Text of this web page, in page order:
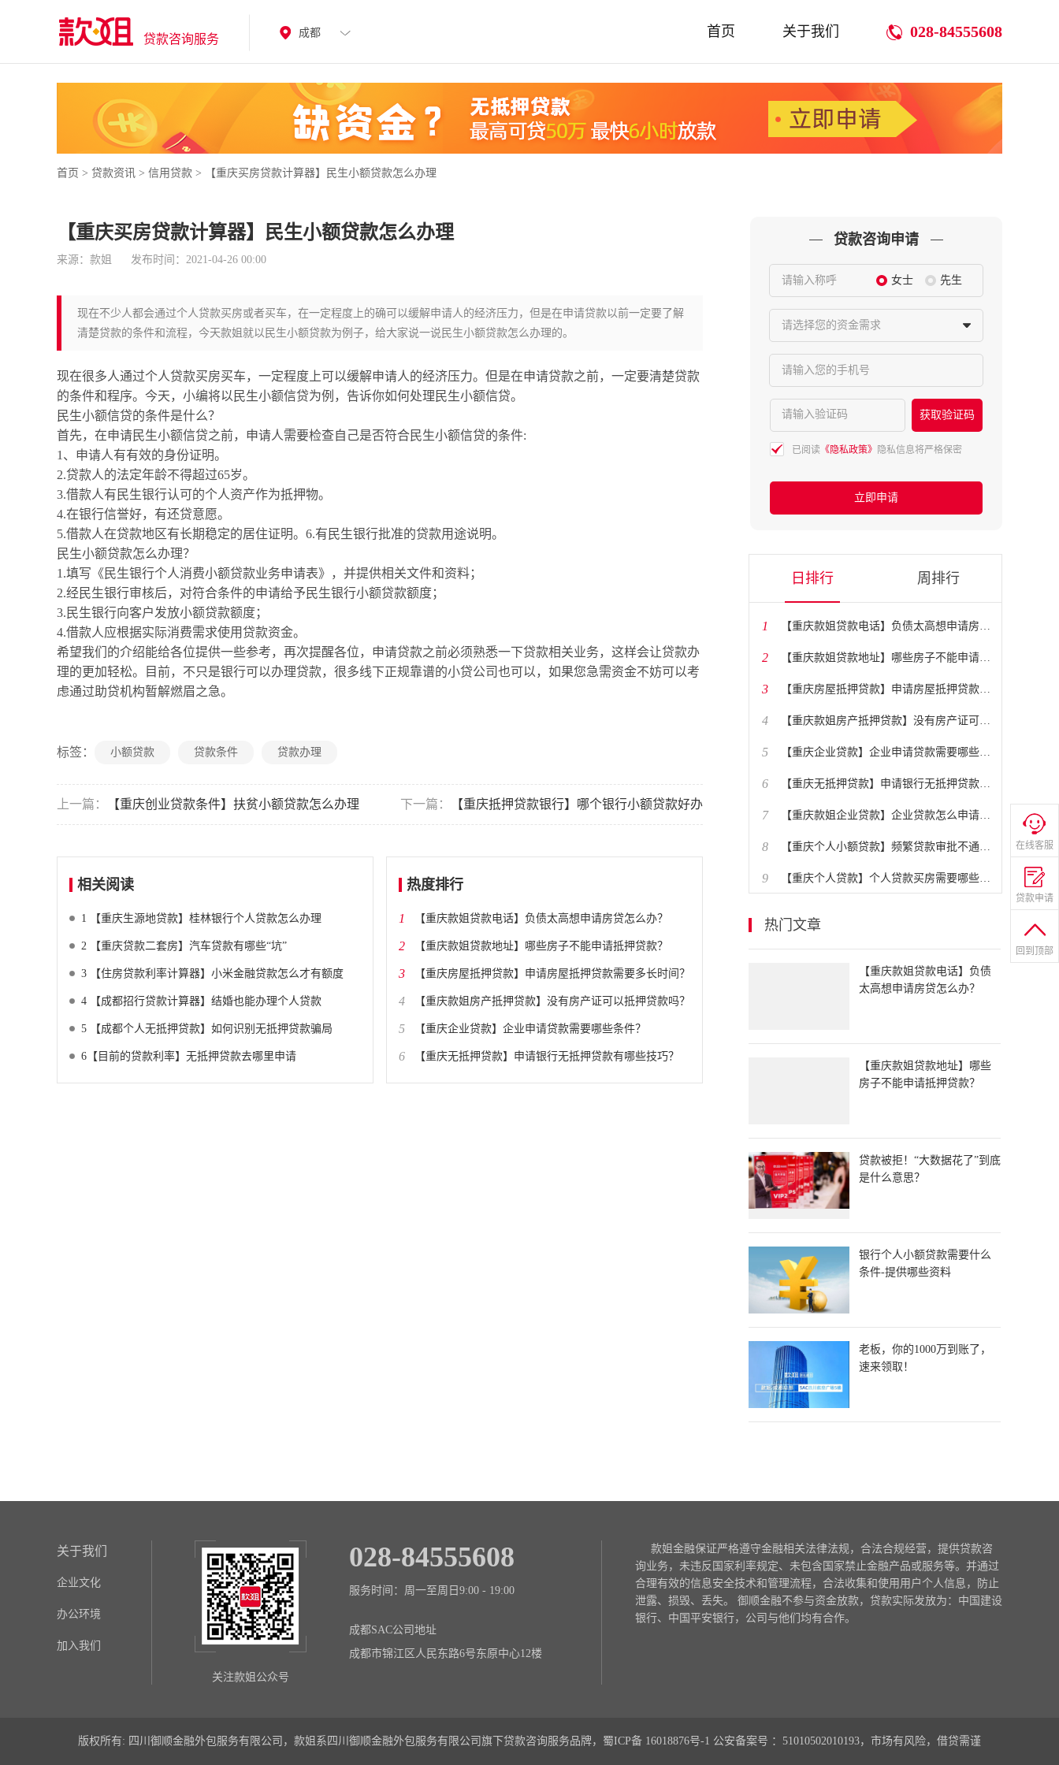
贷款咨询服务 成都 028-84555608
首页 关于我们
首页 > 贷款资讯 > 信用贷款 > 【重庆买房贷款计算器】民生小额贷款怎么办理
【重庆买房贷款计算器】民生小额贷款怎么办理
来源：款姐 发布时间：2021-04-26 00:00
现在不少人都会通过个人贷款买房或者买车，在一定程度上的确可以缓解申请人的经济压力，但是在申请贷款以前一定要了解
清楚贷款的条件和流程，今天款姐就以民生小额贷款为例子，给大家说一说民生小额贷款怎么办理的。
现在很多人通过个人贷款买房买车，一定程度上可以缓解申请人的经济压力。但是在申请贷款之前，一定要清楚贷款
的条件和程序。今天，小编将以民生小额信贷为例，告诉你如何处理民生小额信贷。
民生小额信贷的条件是什么？
首先，在申请民生小额信贷之前，申请人需要检查自己是否符合民生小额信贷的条件:
1、申请人有有效的身份证明。
2.贷款人的法定年龄不得超过65岁。
3.借款人有民生银行认可的个人资产作为抵押物。
4.在银行信誉好，有还贷意愿。
5.借款人在贷款地区有长期稳定的居住证明。6.有民生银行批准的贷款用途说明。
民生小额贷款怎么办理？
1.填写《民生银行个人消费小额贷款业务申请表》，并提供相关文件和资料；
2.经民生银行审核后，对符合条件的申请给予民生银行小额贷款额度；
3.民生银行向客户发放小额贷款额度；
4.借款人应根据实际消费需求使用贷款资金。
希望我们的介绍能给各位提供一些参考，再次提醒各位，申请贷款之前必须熟悉一下贷款相关业务，这样会让贷款办
理的更加轻松。目前，不只是银行可以办理贷款，很多线下正规靠谱的小贷公司也可以，如果您急需资金不妨可以考
虑通过助贷机构暂解燃眉之急。
标签： 小额贷款 贷款条件 贷款办理
上一篇： 【重庆创业贷款条件】扶贫小额贷款怎么办理 下一篇： 【重庆抵押贷款银行】哪个银行小额贷款好办
相关阅读
1 【重庆生源地贷款】桂林银行个人贷款怎么办理
2 【重庆贷款二套房】汽车贷款有哪些“坑”
3 【住房贷款利率计算器】小米金融贷款怎么才有额度
4 【成都招行贷款计算器】结婚也能办理个人贷款
5 【成都个人无抵押贷款】如何识别无抵押贷款骗局
6 ​【目前的贷款利率】无抵押贷款去哪里申请
热度排行
1 ​【重庆款姐贷款电话】负债太高想申请房贷怎么办？
2 ​【重庆款姐贷款地址】哪些房子不能申请抵押贷款？
3 ​【重庆房屋抵押贷款】申请房屋抵押贷款需要多长时间？
4 ​【重庆款姐房产抵押贷款】没有房产证可以抵押贷款吗？
5 ​【重庆企业贷款】企业申请贷款需要哪些条件？
6 ​【重庆无抵押贷款】申请银行无抵押贷款有哪些技巧？
贷款咨询申请
请输入称呼 女士 先生
请选择您的资金需求
请输入您的手机号
请输入验证码 获取验证码
已阅读 《隐私政策》 隐私信息将严格保密
立即申请
日排行 周排行
1 ​【重庆款姐贷款电话】负债太高想申请房贷怎么办？
2 ​【重庆款姐贷款地址】哪些房子不能申请抵押贷款？
3 ​【重庆房屋抵押贷款】申请房屋抵押贷款需要多长时间？
4 ​【重庆款姐房产抵押贷款】没有房产证可以抵押贷款吗？
5 ​【重庆企业贷款】企业申请贷款需要哪些条件？
6 ​【重庆无抵押贷款】申请银行无抵押贷款有哪些技巧？
7 ​【重庆款姐企业贷款】企业贷款怎么申请办理？贷款条件是什么？
8 ​【重庆个人小额贷款】频繁贷款审批不通过怎么办？
9 ​【重庆个人贷款】个人贷款买房需要哪些条件？
热门文章
​【重庆款姐贷款电话】负债
太高想申请房贷怎么办？
​【重庆款姐贷款地址】哪些
房子不能申请抵押贷款？
贷款被拒！“大数据花了”到底
是什么意思？
银行个人小额贷款需要什么
条件-提供哪些资料
老板，你的1000万到账了，
速来领取！
关于我们
企业文化
办公环境
加入我们
关注款姐公众号
028-84555608
服务时间：周一至周日9:00 - 19:00
成都SAC公司地址
成都市锦江区人民东路6号东原中心12楼
款姐金融保证严格遵守金融相关法律法规，合法合规经营，提供贷款咨
询业务，未违反国家利率规定、未包含国家禁止金融产品或服务等。并通过
合理有效的信息安全技术和管理流程，合法收集和使用用户个人信息，防止
泄露、损毁、丢失。 御顺金融不参与资金放款，贷款实际发放为：中国建设
银行、中国平安银行，公司与他们均有合作。
版权所有: 四川御顺金融外包服务有限公司，款姐系四川御顺金融外包服务有限公司旗下贷款咨询服务品牌，蜀ICP备 16018876号-1 公安备案号 ：51010502010193，市场有风险，借贷需谨
在线客服
贷款申请
回到顶部